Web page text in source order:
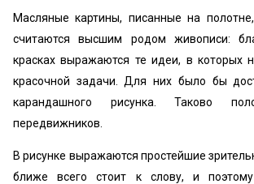
Масляные картины, писанные на
считаются высшим родом живописи:
красках выражаются те идеи, в которых
красочной задачи. Для них было бы
карандашного рисунка. Таково
передвижников.
В рисунке выражаются простейшие
ближе всего стоит к слову, и